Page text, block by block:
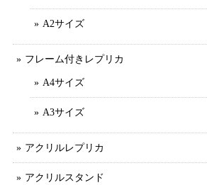
A2サイズ
フレーム付きレプリカ
A4サイズ
A3サイズ
アクリルレプリカ
アクリルスタンド